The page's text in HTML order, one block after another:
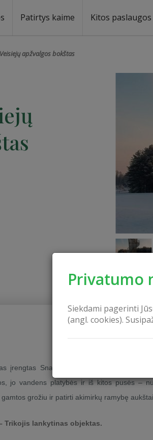
Privatumo
Siekdami pagerinti
(angl. cookies).
Patirtys kaime Kitos
apžvalgos bokštas
įrengtas Snaigyno ežero šiaurės
jo vandens platybės ir iš kitos pusės –
grožiu ir patirti akimirkų ramybę
Trikojis lankytinas objektas.